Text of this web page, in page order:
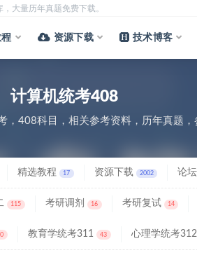
大量历年真题免费下载。
资源下载 技术博客
计算机统考408
，408科目，相关参考资料，历年真题，
精选教程 17 资源下载 2002 论
115 考研调剂 16 考研复试 14
教育学统考311 43 心理学统考312